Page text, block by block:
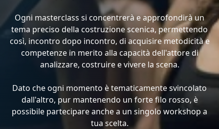
Ogni masterclass si concentrerà e approfondirà un
tema preciso della costruzione scenica, permettendo
così, incontro dopo incontro, di acquisire metodicità e
competenze in merito alla capacità dell'attore di
analizzare, costruire e vivere la scena.
Dato che ogni momento è tematicamente svincolato
dall'altro, pur mantenendo un forte filo rosso, è
possibile partecipare anche a un singolo workshop a
tua scelta.